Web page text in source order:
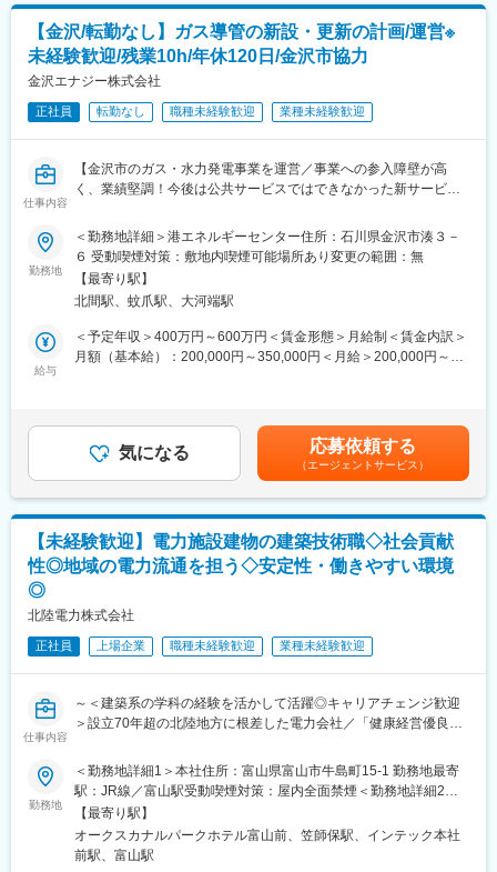
リーンエネルギーとして注目されており、当社はその特徴を活か
した開発を進めています。インフラとしてのエネルギー供給と環
境保全の両立に貢献しており、ガス供給機器国内シェアトップク
ラスを誇っています。
産業を支える製造業、道路インフラに関わる建設業界の得意先を
中心に商材販売を担当します。ルート営業がメインで、既存顧客7
割、新規顧客3割の割合です。新規顧客のアプローチ方法として
は、既存顧客からのご紹介や情報収集を基に狙いを定めます。
■商材の幅と研修体制：
商品についての理解を深めていただくために、定期的に研修を実
施しており、他社に比べてセールスポイントを強化しています。
研修では、ロープレやフィードバックを行い、毎週金曜日の16:00
から東京営業部主催のリモート研修も実施しています◎
■入社後の流れ：
本社と営業所で研修を予定しております。営業所では顧客対応や
デリバリー業務、本社では商品情報などの座学を実施し、即戦力
として活躍できるスキルを身に着けます。
■組織構成：
金沢営業所は営業4名、総務男性1名、事務周り女性3名、配送2名
創立100周年を迎え、多種多様な業界のお客様からのニーズに応
えながら日本の社会基盤を支えてきました。顧客ニーズに応じた
提案やオリジナル商品の開発を行い、自らの頑張りでキャリアア
ップも可能です◎
変更の範囲：会社の定める業務
【金沢/転勤なし】ガス導管の新設・更新の計画/運営※
未経験歓迎/残業10h/年休120日/金沢市協力
金沢エナジー株式会社
正社員 転勤なし 職種未経験歓迎 業種未経験歓迎
仕事内容
【金沢市のガス・水力発電事業を運営／事業への参入障壁が高
く、業績堅調！今後は公共サービスではできなかった新サービス
供給部ガス建設課に所属し、市内に張り巡らされている都市ガス
の導管の新設・更新に係る業務をお任せします。
■仕事内容：
ガス導管の新設/既設更新等の設計・施工監理(発注者側)を行いま
す。
・役所対応/工事エリアへの地域対応(自治会長の挨拶など)
・ガスメーターの管理業務
・ガス利用開始に向けた工事手配や開栓作業、閉栓作業
入社後は名古屋にある出資会社の研修施設で、2週間～1か月間程
度の研修を受けて頂きます。
座学・実技ともにしっかりとした研修があり、業務に必要な資格
心ください。
～1年程度を想定しています。
地域エネルギー供給部ガス建設課：14名
30代を中心に、20～40代まで幅広い年齢層の方が活躍していま
■募集背景：
石川県金沢市のガス事業・水力発電事業を引き継ぎ、2022年4月
より事業を本格開始しました。
事業開始にあたり、金沢市より円滑な事業継承を目的に80名の職
勤務地
＜勤務地詳細＞港エネルギーセンター住所：石川県金沢市湊３－
６ 受動喫煙対策：敷地内喫煙可能場所あり変更の範囲：無
【最寄り駅】
北間駅、蚊爪駅、大河端駅
給与
＜予定年収＞400万円～600万円＜賃金形態＞月給制＜賃金内訳＞
月額（基本給）：200,000円～350,000円＜月給＞200,000円～
賃金はあくまでも目安の金額であり、選考を通じて上下する可能
性があります。月給(月額)は固定手当を含めた表記です。
気になる 応募依頼する
（エージェントサービス）
【未経験歓迎】電力施設建物の建築技術職◇社会貢献
性◎地域の電力流通を担う◇安定性・働きやすい環境
◎
北陸電力株式会社
正社員 上場企業 職種未経験歓迎 業種未経験歓迎
仕事内容
～＜建築系の学科の経験を活かして活躍◎キャリアチェンジ歓迎
＞設立70年超の北陸地方に根差した電力会社／「健康経営優良法
働ける◎／働きやすい環境で仕事もプライベートも充実～
■業務内容：
～地域の生活の基盤を支える大切な仕事を担うやりがい◎～
当社にて、下記業務をお任せします。
◇電力施設建物の調査・点検、修繕・改修に関する計画、設計、
勤務地
＜勤務地詳細1＞本社住所：富山県富山市牛島町15-1 勤務地最寄
駅：JR線／富山駅受動喫煙対策：屋内全面禁煙＜勤務地詳細2＞
志賀原子力発電所住所：石川県羽咋郡志賀町赤住1 勤務地最寄
駅：七尾線／金丸駅受動喫煙対策：敷地内喫煙可能場所あり
【最寄り駅】
オークスカナルパークホテル富山前、笠師保駅、インテック本社
前駅、富山駅